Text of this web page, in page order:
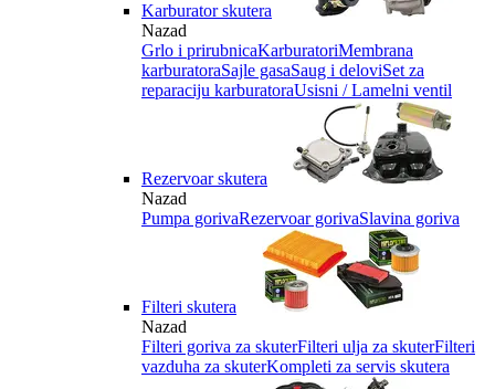
Karburator skutera
Nazad
Grlo i prirubnicaKarburatoriMembrana
karburatoraSajle gasaSaug i deloviSet za
reparaciju karburatoraUsisni / Lamelni ventil
Rezervoar skutera
Nazad
Pumpa gorivaRezervoar gorivaSlavina goriva
Filteri skutera
Nazad
Filteri goriva za skuterFilteri ulja za skuterFilteri
vazduha za skuterKompleti za servis skutera